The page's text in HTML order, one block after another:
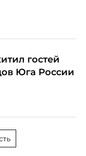
гостей
Юга России